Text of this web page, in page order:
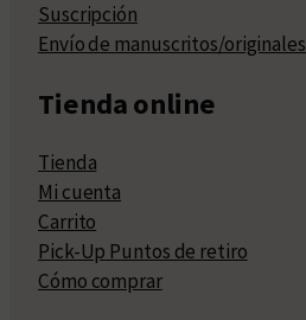
Suscripción
Envío de manuscritos/originales
Tienda online
Tienda
Mi cuenta
Carrito
Pick-Up Puntos de retiro
Cómo comprar